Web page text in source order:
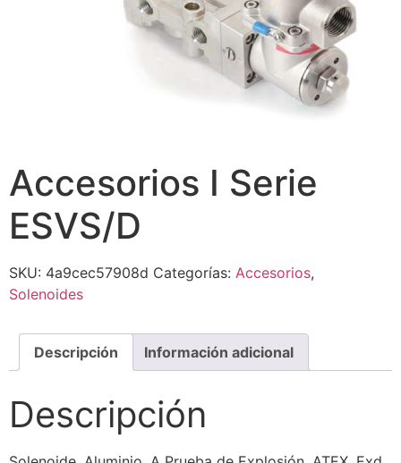
Accesorios I Serie
ESVS/D
SKU: 4a9cec57908d Categorías: Accesorios,
Solenoides
Descripción Información adicional
Descripción